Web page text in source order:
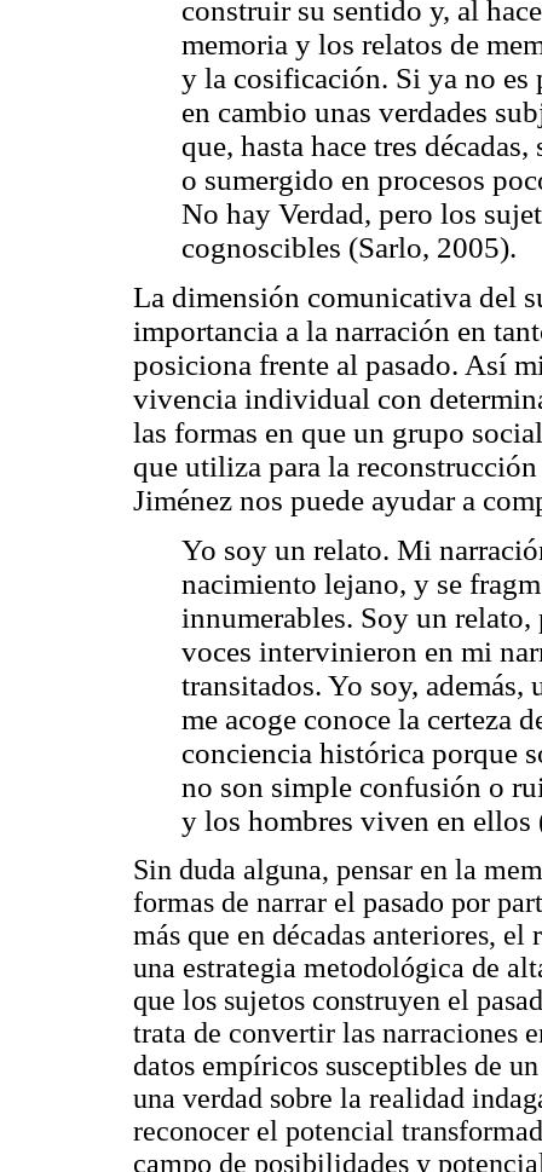
construir su sentido y, al
memoria y los relatos de
y la cosificación. Si ya no es
en cambio unas verdades
que, hasta hace tres
o sumergido en procesos
No hay Verdad, pero los
cognoscibles (Sarlo, 2005).
La dimensión comunicativa del
importancia a la narración en
posiciona frente al pasado. Así
vivencia individual con
las formas en que un grupo
que utiliza para la
Jiménez nos puede ayudar a
Yo soy un relato. Mi
nacimiento lejano, y se
innumerables. Soy un
voces intervinieron en mi
transitados. Yo soy,
me acoge conoce la certeza
conciencia histórica porque
no son simple confusión o
y los hombres viven en ellos
Sin duda alguna, pensar en la
formas de narrar el pasado por
más que en décadas anteriores,
una estrategia metodológica de
que los sujetos construyen el
trata de convertir las narraciones
datos empíricos susceptibles de
una verdad sobre la realidad
reconocer el potencial
campo de posibilidades y